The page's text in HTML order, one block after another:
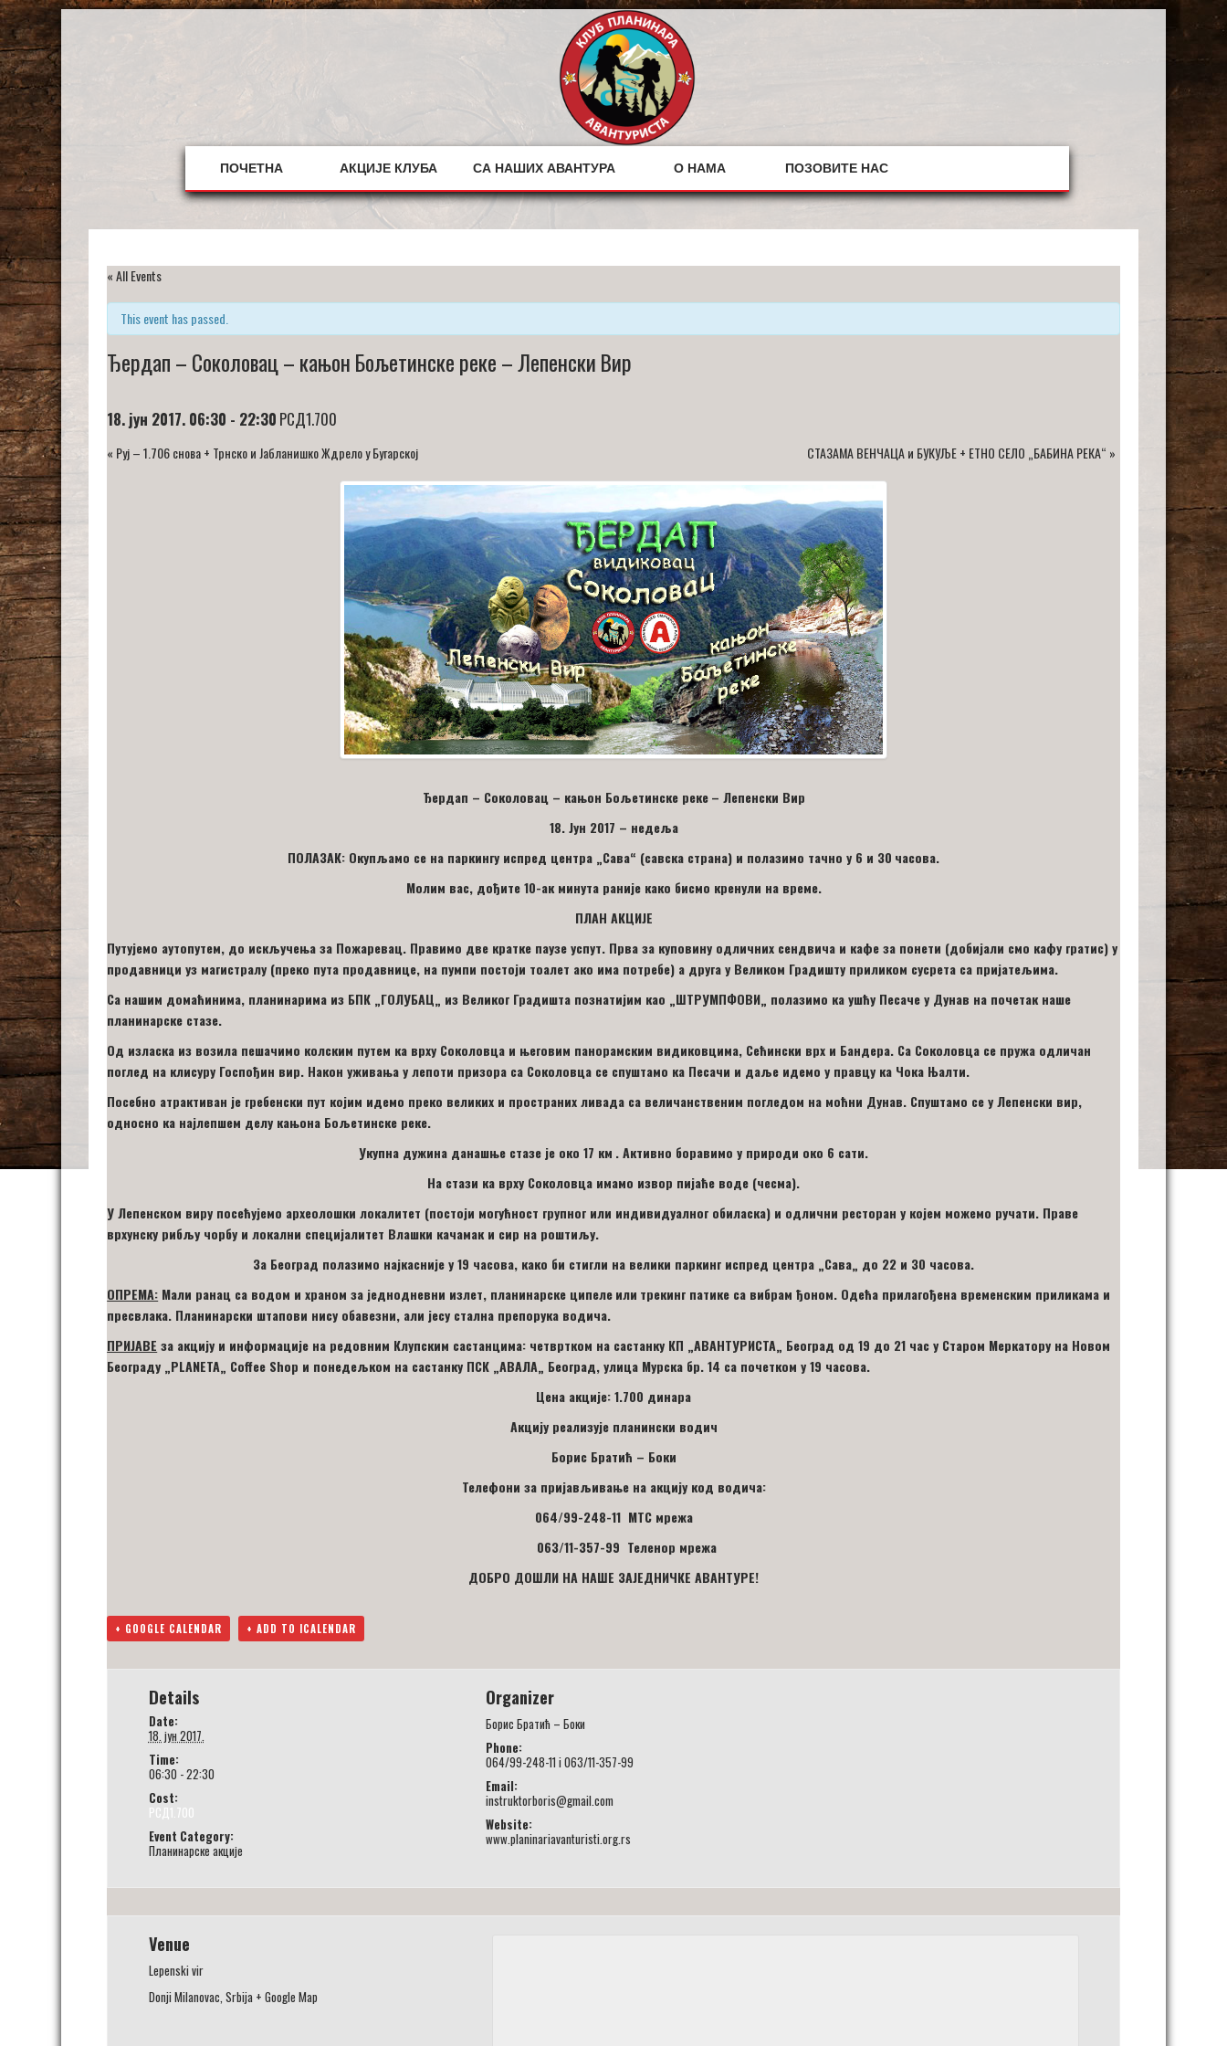
Skip
to
content
ПОЧЕТНА АКЦИЈЕ КЛУБА СА НАШИХ АВАНТУРА О НАМА ПОЗОВИТЕ НАС
« All Events
This event has passed.
Ђердап – Соколовац – кањон Бољетинске реке – Лепенски Вир
18. јун 2017. 06:30 - 22:30 РСД1.700
« Руј – 1.706 снова + Трнско и Јабланишко Ждрело у Бугарској СТАЗАМА ВЕНЧАЦА и БУКУЉЕ + ЕТНО СЕЛО „БАБИНА РЕКА“ »
Ђердап – Соколовац – кањон Бољетинске реке – Лепенски Вир
18. Јун 2017 – недеља
ПОЛАЗАК: Окупљамо се на паркингу испред центра „Сава“ (савска страна) и полазимо тачно у 6 и 30 часова.
Молим вас, дођите 10-ак минута раније како бисмо кренули на време.
ПЛАН АКЦИЈЕ
Путујемо аутопутем, до искључења за Пожаревац. Правимо две кратке паузе успут. Прва за куповину одличних сендвича и кафе за понети (добијали смо кафу гратис)у
продавници уз магистралу (преко пута продавнице, на пумпи постоји тоалет ако има потребе) а друга у Великом Градишту приликом сусрета са пријатељима.
Са нашим домаћинима, планинарима из БПК „ГОЛУБАЦ„ из Великог Градишта познатијим као „ШТРУМПФОВИ„ полазимо ка ушћу Песаче у Дунав на почетак наше
планинарске стазе.
Од изласка из возила пешачимо колским путем ка врху Соколовца и његовим панорамским видиковцима, Сећински врх и Бандера. Са Соколовца се пружа одличан
поглед на клисуру Госпођин вир. Након уживања у лепоти призора са Соколовца се спуштамо ка Песачи и даље идемо у правцу ка Чока Њалти.
Посебно атрактиван је гребенски пут којим идемо преко великих и пространих ливада са величанственим погледом на моћни Дунав. Спуштамо се у Лепенски вир,
односно ка најлепшем делу кањона Бољетинске реке.
Укупна дужина данашње стазе је око 17 км .Активно боравимо у природи око 6 сати.
На стази ка врху Соколовца имамо извор пијаће воде (чесма).
У Лепенском виру посећујемо археолошки локалитет (постоји могућност групног или индивидуалног обиласка) и одлични ресторан у којем можемо ручати. Праве
врхунску рибљу чорбу и локални специјалитет Влашки качамак и сир на роштиљу.
За Београд полазимо најкасније у19 часова, како би стигли на велики паркинг испред центра „Сава„ до 22 и 30 часова.
ОПРЕМА: Мали ранац са водом и храном за једнодневни излет, планинарске ципелеили трекинг патике са вибрам ђоном. Одећа прилагођена временским приликама и
пресвлака. Планинарски штапови нису обавезни, али јесу стална препорука водича.
ПРИЈАВЕ за акцију и информације на редовним Клупским састанцима: четвртком на састанку КП „АВАНТУРИСТА„ Београд од 19 до 21 час у Старом Меркатору на Новом
Београду „PLANETA„ Coffee Shop и понедељком на састанку ПСК „АВАЛА„ Београд, улица Мурска бр. 14 са почетком у 19 часова.
Цена акције: 1.700 динара
Акцију реализује планински водич
Борис Братић – Боки
Телефони за пријављивање на акцију код водича:
064/99-248-11 МТС мрежа
063/11-357-99 Теленор мрежа
ДОБРО ДОШЛИ НА НАШЕ ЗАЈЕДНИЧКЕ АВАНТУРЕ!
+ GOOGLE CALENDAR + ADD TO ICALENDAR
Details
Date:
18. јун 2017.
Time:
06:30 - 22:30
Cost:
РСД1.700
Event Category:
Планинарске акције
Organizer
Борис Братић – Боки
Phone:
064/99-248-11 i 063/11-357-99
Email:
instruktorboris@gmail.com
Website:
www.planinariavanturisti.org.rs
Venue
Lepenski vir
Donji Milanovac, Srbija + Google Map